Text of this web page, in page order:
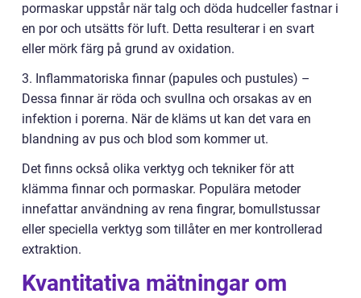
pormaskar uppstår när talg och döda hudceller fastnar i
en por och utsätts för luft. Detta resulterar i en svart
eller mörk färg på grund av oxidation.
3. Inflammatoriska finnar (papules och pustules) –
Dessa finnar är röda och svullna och orsakas av en
infektion i porerna. När de kläms ut kan det vara en
blandning av pus och blod som kommer ut.
Det finns också olika verktyg och tekniker för att
klämma finnar och pormaskar. Populära metoder
innefattar användning av rena fingrar, bomullstussar
eller speciella verktyg som tillåter en mer kontrollerad
extraktion.
Kvantitativa mätningar om